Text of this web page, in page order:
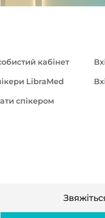
істотно
Доступ необмежений
кабінет
LibraMed
спікером